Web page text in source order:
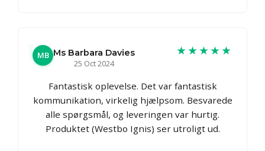
MB Ms Barbara Davies
25 Oct 2024
★★★★★
Fantastisk oplevelse. Det var fantastisk
kommunikation, virkelig hjælpsom. Besvarede
alle spørgsmål, og leveringen var hurtig.
Produktet (Westbo Ignis) ser utroligt ud.